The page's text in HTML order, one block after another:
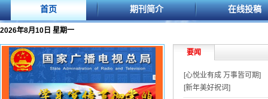
首页 期刊简介 在线投稿
2026年8月10日 星期一
要闻
[心悦业有成 万事皆可期]
[新年美好祝词]